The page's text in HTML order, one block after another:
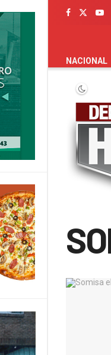
PORTADA
NACIONAL